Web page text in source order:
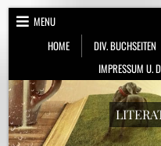
Skip
MENU
HOME
DIV. BUCHSEITEN
IMPRESSUM U.